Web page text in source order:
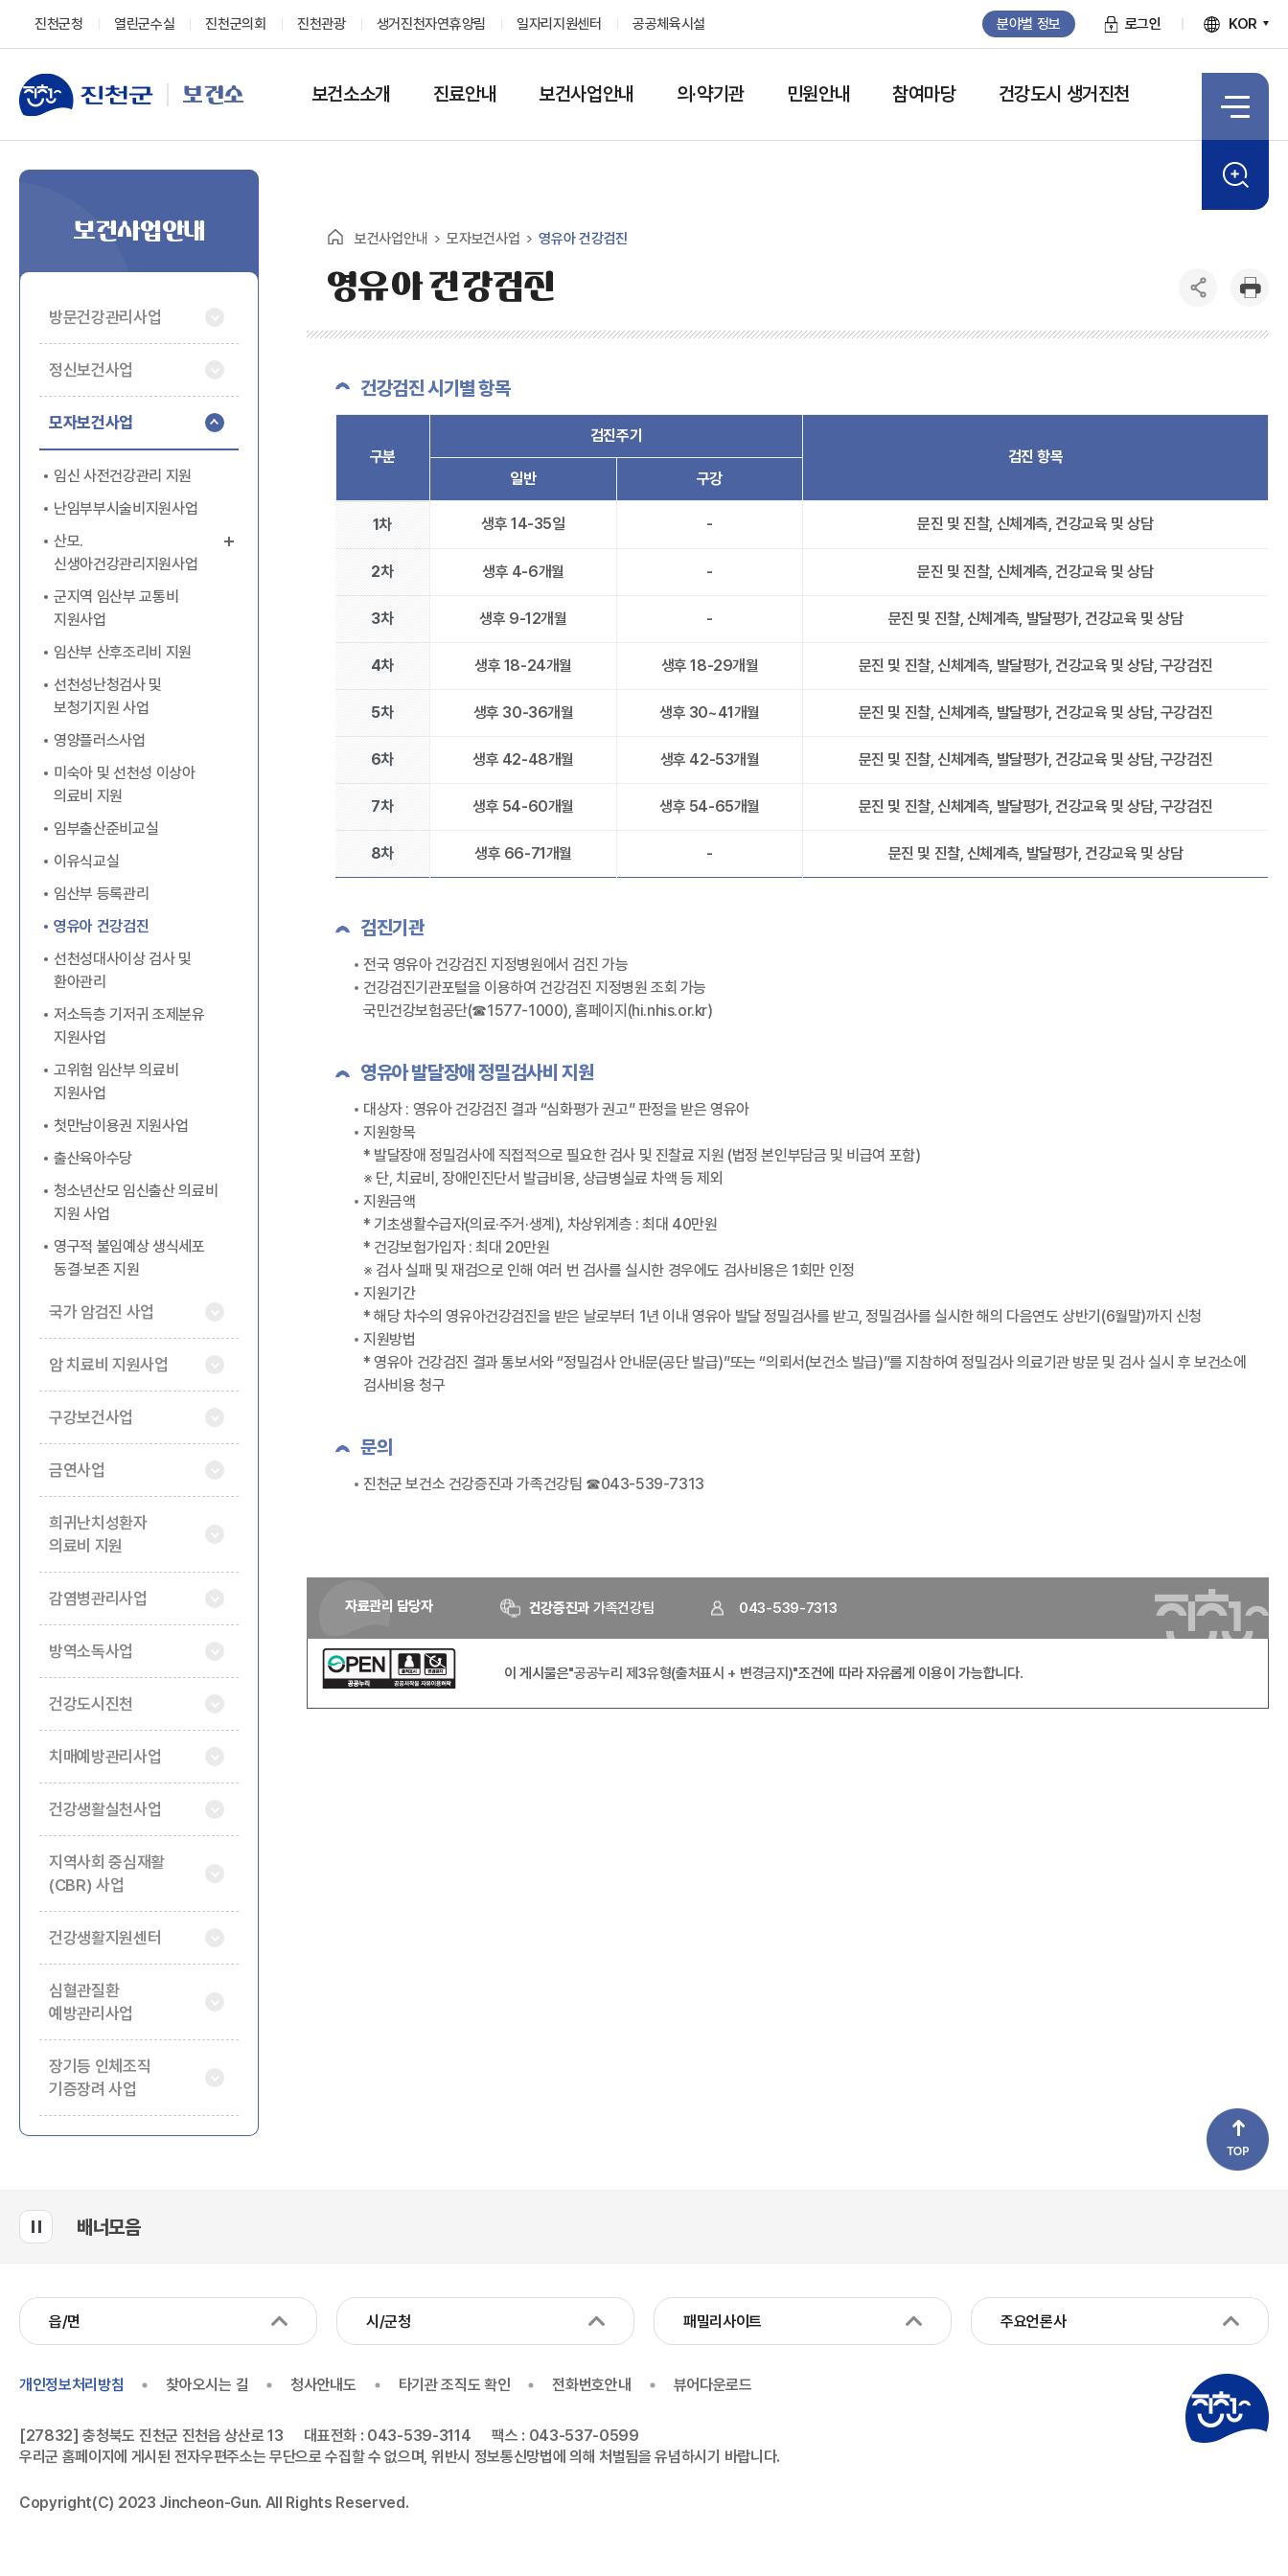
진천군청 열린군수실 진천군의회 진천관광 생거진천자연휴양림 일자리지원센터 공공체육시설 분야별 정보 로그인 KOR
보건소 보건소소개 진료안내 보건사업안내 의·약기관 민원안내 참여마당 건강도시 생거진천
보건사업안내
방문건강관리사업
정신보건사업
모자보건사업
임신 사전건강관리 지원
난임부부시술비지원사업
산모.
신생아건강관리지원사업
산모, 신생아 건강관리지
원 본인부담금
군지역 임산부 교통비
지원사업
임산부 산후조리비 지원
선천성난청검사 및
보청기지원 사업
영양플러스사업
미숙아 및 선천성 이상아
의료비 지원
임부출산준비교실
이유식교실
임산부 등록관리
영유아 건강검진
선천성대사이상 검사 및
환아관리
저소득층 기저귀 조제분유
지원사업
고위험 임산부 의료비
지원사업
첫만남이용권 지원사업
출산육아수당
청소년산모 임신출산 의료비
지원 사업
영구적 불임예상 생식세포
동결·보존 지원
국가 암검진 사업
암 치료비 지원사업
구강보건사업
금연사업
희귀난치성환자
의료비 지원
감염병관리사업
방역소독사업
건강도시진천
치매예방관리사업
건강생활실천사업
지역사회 중심재활
(CBR) 사업
건강생활지원센터
심혈관질환
예방관리사업
장기등 인체조직
기증장려 사업
보건사업안내 모자보건사업 영유아 건강검진
영유아 건강검진
건강검진 시기별 항목
구분
검진주기
검진 항목
일반
구강
1차 생후 14-35일 - 문진 및 진찰, 신체계측, 건강교육 및 상담
2차 생후 4-6개월 - 문진 및 진찰, 신체계측, 건강교육 및 상담
3차 생후 9-12개월 - 문진 및 진찰, 신체계측, 발달평가, 건강교육 및 상담
4차 생후 18-24개월 생후 18-29개월 문진 및 진찰, 신체계측, 발달평가, 건강교육 및 상담, 구강검진
5차 생후 30-36개월 생후 30~41개월 문진 및 진찰, 신체계측, 발달평가, 건강교육 및 상담, 구강검진
6차 생후 42-48개월 생후 42-53개월 문진 및 진찰, 신체계측, 발달평가, 건강교육 및 상담, 구강검진
7차 생후 54-60개월 생후 54-65개월 문진 및 진찰, 신체계측, 발달평가, 건강교육 및 상담, 구강검진
8차 생후 66-71개월 - 문진 및 진찰, 신체계측, 발달평가, 건강교육 및 상담
검진기관
전국 영유아 건강검진 지정병원에서 검진 가능
건강검진기관포털을 이용하여 건강검진 지정병원 조회 가능
국민건강보험공단(☎1577-1000), 홈페이지(hi.nhis.or.kr)
영유아 발달장애 정밀검사비 지원
대상자 : 영유아 건강검진 결과 “심화평가 권고” 판정을 받은 영유아
지원항목
* 발달장애 정밀검사에 직접적으로 필요한 검사 및 진찰료 지원 (법정 본인부담금 및 비급여 포함)
※ 단, 치료비, 장애인진단서 발급비용, 상급병실료 차액 등 제외
지원금액
* 기초생활수급자(의료·주거·생계), 차상위계층 : 최대 40만원
* 건강보험가입자 : 최대 20만원
※ 검사 실패 및 재검으로 인해 여러 번 검사를 실시한 경우에도 검사비용은 1회만 인정
지원기간
* 해당 차수의 영유아건강검진을 받은 날로부터 1년 이내 영유아 발달 정밀검사를 받고, 정밀검사를 실시한 해의 다음연도 상반기(6월말)까지 신청
지원방법
* 영유아 건강검진 결과 통보서와 “정밀검사 안내문(공단 발급)”또는 “의뢰서(보건소 발급)”를 지참하여 정밀검사 의료기관 방문 및 검사 실시 후 보건소에
검사비용 청구
문의
진천군 보건소 건강증진과 가족건강팀 ☎043-539-7313
자료관리 담당자 건강증진과 가족건강팀 043-539-7313
이 게시물은"공공누리 제3유형(출처표시 + 변경금지)"조건에 따라 자유롭게 이용이 가능합니다.
배너모음
읍/면 시/군청 패밀리사이트 주요언론사
개인정보처리방침 찾아오시는 길 청사안내도 타기관 조직도 확인 전화번호안내 뷰어다운로드
[27832] 충청북도 진천군 진천읍 상산로 13 대표전화 : 043-539-3114
팩스 : 043-537-0599
우리군 홈페이지에 게시된 전자우편주소는 무단으로 수집할 수 없으며, 위반시 정보통신망법에 의해 처벌됨을 유념하시기 바랍니다.
Copyright(C) 2023 Jincheon-Gun. All Rights Reserved.